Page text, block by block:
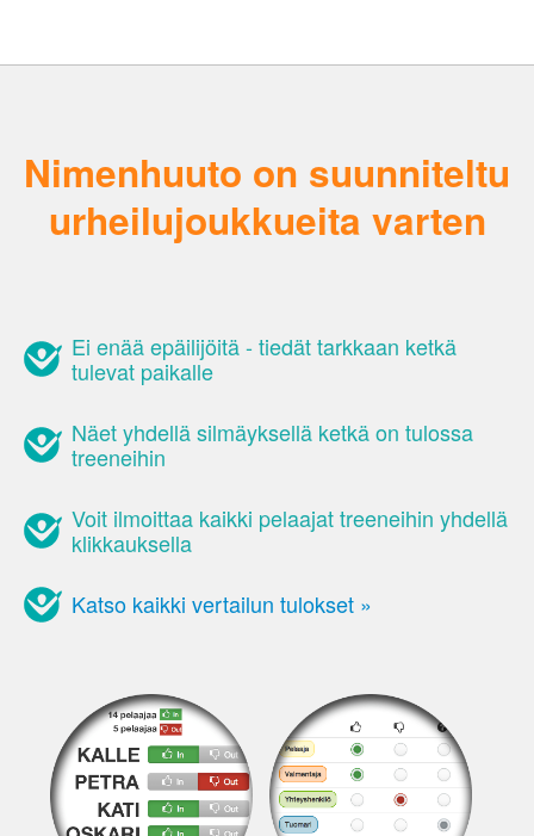
Nimenhuuto on suunniteltu
urheilujoukkueita varten
Ei enää epäilijöitä - tiedät tarkkaan ketkä
tulevat paikalle
Näet yhdellä silmäyksellä ketkä on tulossa
treeneihin
Voit ilmoittaa kaikki pelaajat treeneihin yhdellä
klikkauksella
Katso kaikki vertailun tulokset »